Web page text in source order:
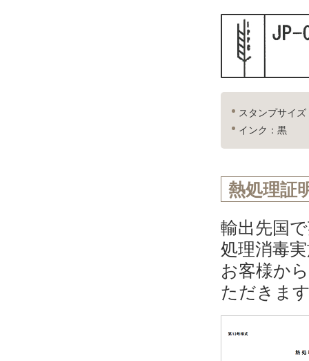
スタンプサイ
インク：黒
熱処理証
輸出先国
処理消毒
お客様か
ただきま